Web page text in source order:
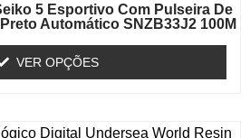
5 Esportivo Com Pulseira De
Automático SNZB33J2 100M
VER OPÇÕES